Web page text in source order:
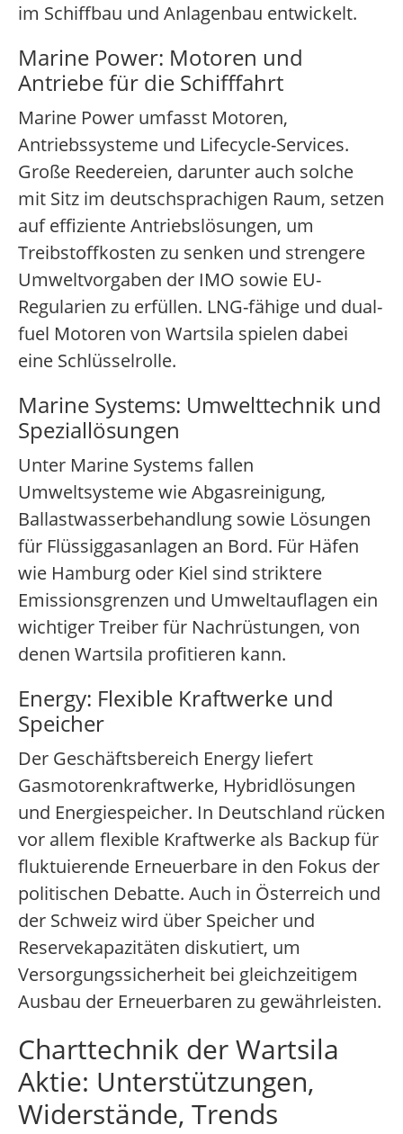
im Schiffbau und Anlagenbau entwickelt.
Marine Power: Motoren und
Antriebe für die Schifffahrt
Marine Power umfasst Motoren,
Antriebssysteme und Lifecycle-Services.
Große Reedereien, darunter auch solche
mit Sitz im deutschsprachigen Raum, setzen
auf effiziente Antriebslösungen, um
Treibstoffkosten zu senken und strengere
Umweltvorgaben der IMO sowie EU-
Regularien zu erfüllen. LNG-fähige und dual-
fuel Motoren von Wartsila spielen dabei
eine Schlüsselrolle.
Marine Systems: Umwelttechnik und
Speziallösungen
Unter Marine Systems fallen
Umweltsysteme wie Abgasreinigung,
Ballastwasserbehandlung sowie Lösungen
für Flüssiggasanlagen an Bord. Für Häfen
wie Hamburg oder Kiel sind striktere
Emissionsgrenzen und Umweltauflagen ein
wichtiger Treiber für Nachrüstungen, von
denen Wartsila profitieren kann.
Energy: Flexible Kraftwerke und
Speicher
Der Geschäftsbereich Energy liefert
Gasmotorenkraftwerke, Hybridlösungen
und Energiespeicher. In Deutschland rücken
vor allem flexible Kraftwerke als Backup für
fluktuierende Erneuerbare in den Fokus der
politischen Debatte. Auch in Österreich und
der Schweiz wird über Speicher und
Reservekapazitäten diskutiert, um
Versorgungssicherheit bei gleichzeitigem
Ausbau der Erneuerbaren zu gewährleisten.
Charttechnik der Wartsila
Aktie: Unterstützungen,
Widerstände, Trends